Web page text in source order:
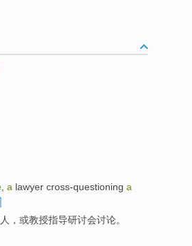
a lawyer cross-questioning a
， 或教授指导研讨会讨论。